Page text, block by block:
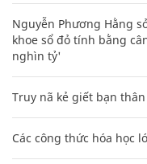
Nguyễn Phương Hằng
khoe sổ đỏ tính bằng
nghìn tỷ'
Truy nã kẻ giết bạn
Các công thức hóa học